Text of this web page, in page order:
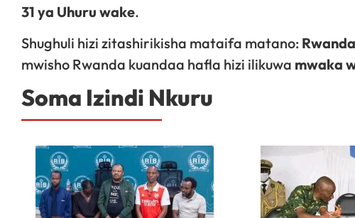
31 ya Uhuru wake.
Shughuli hizi zitashirikisha mataifa matano:
mwisho Rwanda kuandaa hafla hizi ilikuwa mwaka
Soma Izindi Nkuru